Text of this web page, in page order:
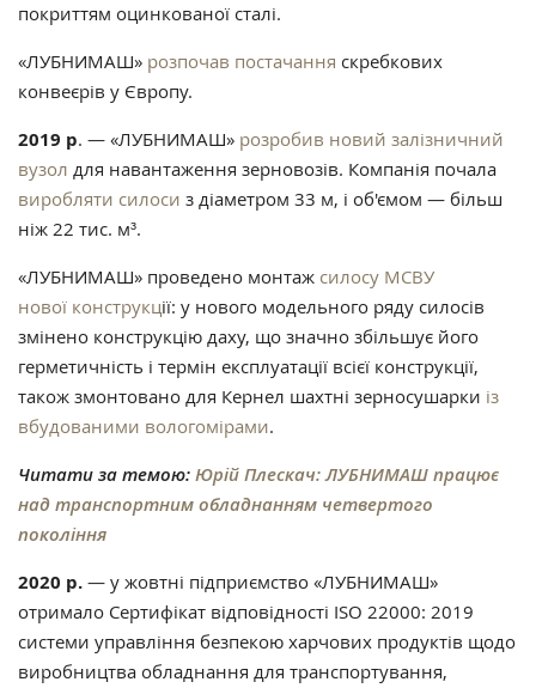
покриттям оцинкованої сталі.
«ЛУБНИМАШ» розпочав постачання скребкових
конвеєрів у Європу.
2019 р. — «ЛУБНИМАШ» розробив новий залізничний
вузол для навантаження зерновозів. Компанія почала
виробляти силоси з діаметром 33 м, і об'ємом — більш
ніж 22 тис. м³.
«ЛУБНИМАШ» проведено монтаж силосу МСВУ
нової конструкції: у нового модельного ряду силосів
змінено конструкцію даху, що значно збільшує його
герметичність і термін експлуатації всієї конструкції,
також змонтовано для Кернел шахтні зерносушарки із
вбудованими вологомірами.
Читати за темою:Юрій Плескач: ЛУБНИМАШ працює
над транспортним обладнанням четвертого
покоління
2020 р. — у жовтні підприємство «ЛУБНИМАШ»
отримало Сертифікат відповідності ISO 22000: 2019
системи управління безпекою харчових продуктів щодо
виробництва обладнання для транспортування,